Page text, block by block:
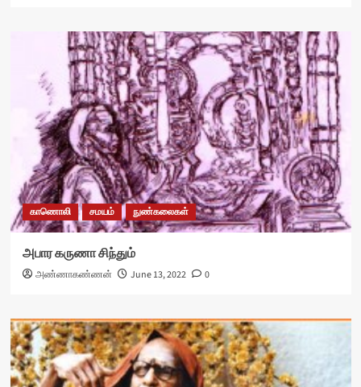
காணொலி சமயம் நுண்கலைகள்
அபார கருணா சிந்தும்
அண்ணாகண்ணன் June 13, 2022 0